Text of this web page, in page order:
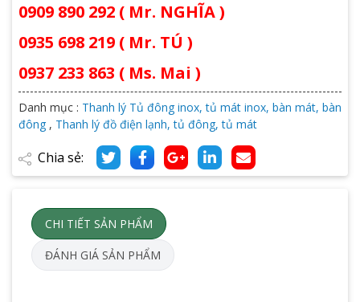
0909 890 292 ( Mr. NGHĨA )
0935 698 219 ( Mr. TÚ )
0937 233 863 ( Ms. Mai )
Danh mục : Thanh lý Tủ đông inox, tủ mát inox, bàn mát, bàn
đông , Thanh lý đồ điện lạnh, tủ đông, tủ mát
Chia sẻ:
CHI TIẾT SẢN PHẨM
ĐÁNH GIÁ SẢN PHẨM